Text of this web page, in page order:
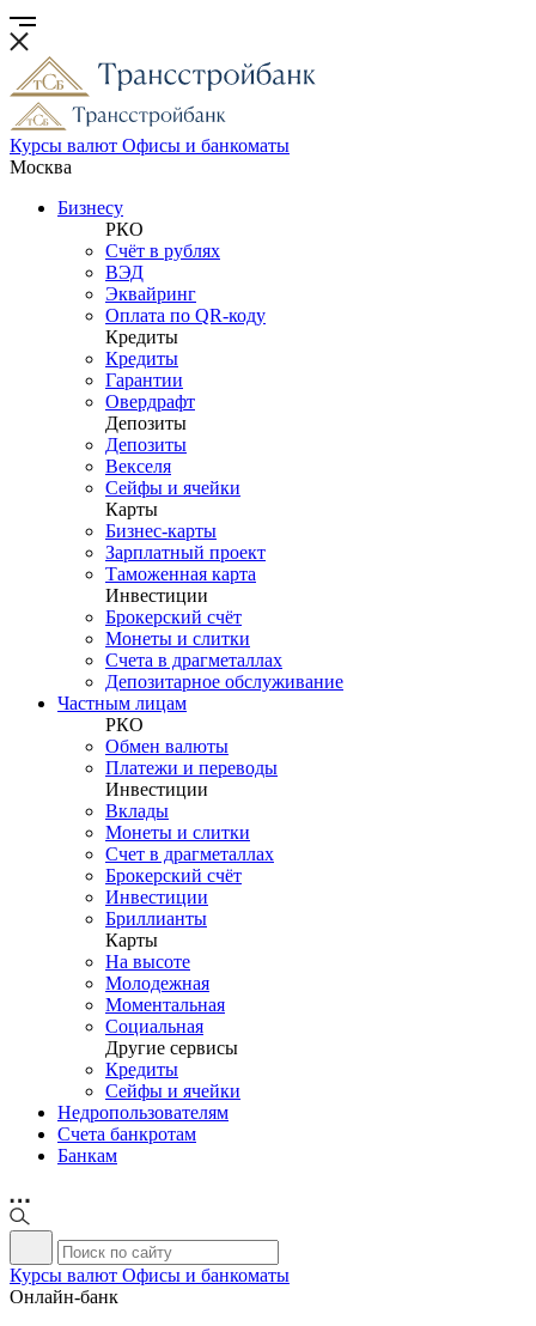
Курсы валют Офисы и банкоматы
Москва
Бизнесу
РКО
Счёт в рублях
ВЭД
Эквайринг
Оплата по QR-коду
Кредиты
Кредиты
Гарантии
Овердрафт
Депозиты
Депозиты
Векселя
Сейфы и ячейки
Карты
Бизнес-карты
Зарплатный проект
Таможенная карта
Инвестиции
Брокерский счёт
Монеты и слитки
Счета в драгметаллах
Депозитарное обслуживание
Частным лицам
РКО
Обмен валюты
Платежи и переводы
Инвестиции
Вклады
Монеты и слитки
Счет в драгметаллах
Брокерский счёт
Инвестиции
Бриллианты
Карты
На высоте
Молодежная
Моментальная
Социальная
Другие сервисы
Кредиты
Сейфы и ячейки
Недропользователям
Счета банкротам
Банкам
Курсы валют Офисы и банкоматы
Онлайн-банк